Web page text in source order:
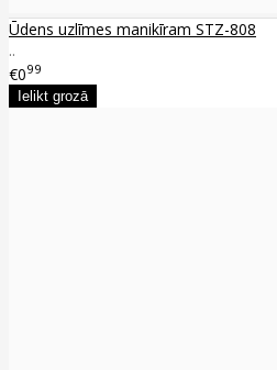
Ūdens uzlīmes manikīram STZ-808
..
€099